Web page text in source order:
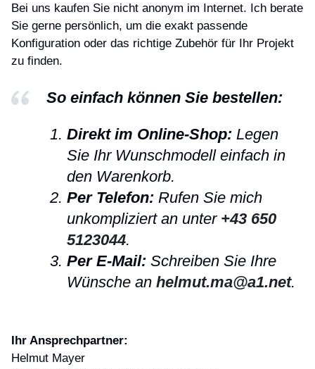
Bei uns kaufen Sie nicht anonym im Internet. Ich berate
Sie gerne persönlich, um die exakt passende
Konfiguration oder das richtige Zubehör für Ihr Projekt
zu finden.
So einfach können Sie bestellen:
Direkt im Online-Shop:Legen
Sie Ihr Wunschmodell einfach in
den Warenkorb.
Per Telefon:Rufen Sie mich
unkompliziert an unter +43 650
5123044.
Per E-Mail:Schreiben Sie Ihre
Wünsche an helmut.ma@a1.net.
Ihr Ansprechpartner:
Helmut Mayer